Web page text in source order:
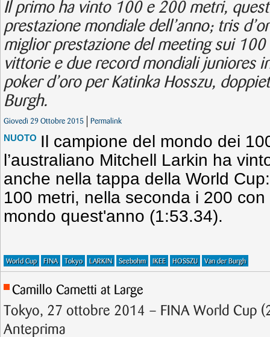
Il primo ha vinto 100 e 200 metri,
prestazione mondiale dell’anno; tris
miglior prestazione del meeting sui
vittorie e due record mondiali juniores
poker d’oro per Katinka Hosszu,
Burgh.
Giovedì 29 Ottobre 2015 Permalink
NUOTO Il campione del mondo dei
l’australiano Mitchell Larkin ha
anche nella tappa della World
100 metri, nella seconda i 200
mondo quest'anno (1:53.34).
World Cup FINA Tokyo LARKIN Seebohm IKEE HOSSZU Van der Burgh
Camillo Cametti at Large
Tokyo, 27 ottobre 2014 – FINA World Cup
Anteprima